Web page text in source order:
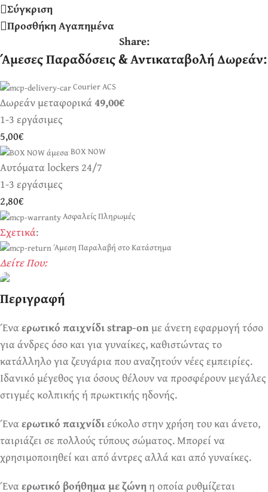
Σύγκριση
Προσθήκη Αγαπημένα
Share:
Άμεσες Παραδόσεις & Αντικαταβολή Δωρεάν:
Courier ACS
Δωρεάν μεταφορικά49,00€
1-3 εργάσιμες
5,00€
BOX NOW
Αυτόματα lockers 24/7
1-3 εργάσιμες
2,80€
Ασφαλείς Πληρωμές
Σχετικά:
Άμεση Παραλαβή στο Κατάστημα
Δείτε Που:
Πάντα! Black Friday!
Περιγραφή
Έναερωτικό παιχνίδι strap-onμε άνετη εφαρμογή τόσο
για άνδρες όσο και για γυναίκες, καθιστώντας το
κατάλληλο για ζευγάρια που αναζητούν νέες εμπειρίες.
Ιδανικό μέγεθος για όσους θέλουν να προσφέρουν μεγάλες
στιγμές κολπικής ή πρωκτικής ηδονής.
Έναερωτικό παιχνίδιεύκολο στην χρήση του και άνετο,
ταιριάζει σε πολλούς τύπους σώματος. Μπορεί να
χρησιμοποιηθεί και από άντρες αλλά και από γυναίκες.
Έναερωτικό βοήθημα με ζώνηη οποία ρυθμίζεται